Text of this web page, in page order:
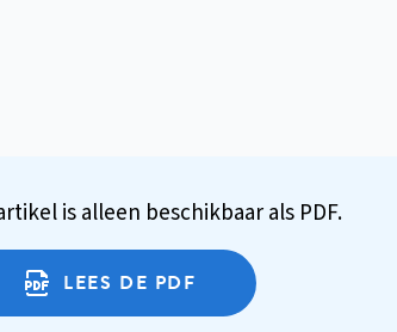
is alleen beschikbaar als PDF.
LEES DE PDF